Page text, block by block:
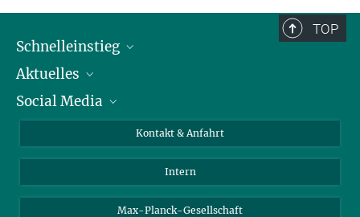
TOP
Schnelleinstieg
Personen
Pressebereich
Aktuelles
Stellenangebote
Social Media
LinkedIn
Kontakt & Anfahrt
Intern
Max-Planck-Gesellschaft